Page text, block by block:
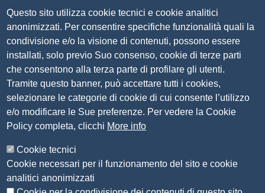
Via Luigi Einaudi, 23, 25121 Brescia BS
Tel. 030 37251
PECcamera.brescia@bs.legalmail.camcom.it
P.IVA 00859790172
C.F. 80013870177
Contatti
Amministrazione Trasparente
Organizzazione
Bandi di concorso
Bandi di gara e contratti
Provvedimenti
Questo sito utilizza cookie tecnici e cookie analitici
anonimizzati. Per consentire specifiche funzionalità quali la
condivisione e/o la visione di contenuti, possono essere
installati, solo previo Suo consenso, cookie di terze parti
che consentono alla terza parte di profilare gli utenti.
Tramite questo banner, può accettare tutti i cookies,
selezionare le categorie di cookie di cui consente l’utilizzo
e/o modificare le Sue preferenze. Per vedere la Cookie
Policy completa, clicchi More info
Cookie tecnici
Cookie necessari per il funzionamento del sito e cookie
analitici anonimizzati